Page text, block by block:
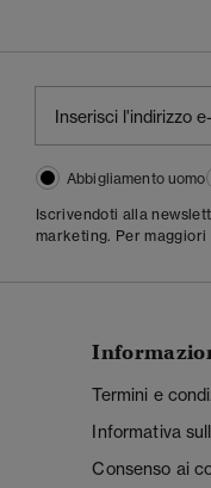
Abbigliamento uomo
Iscrivendoti alla
marketing. Per
Termini e
Informativa
Consenso ai